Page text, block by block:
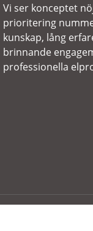
Vi ser konceptet
prioritering
kunskap, lång
brinnande
professionella